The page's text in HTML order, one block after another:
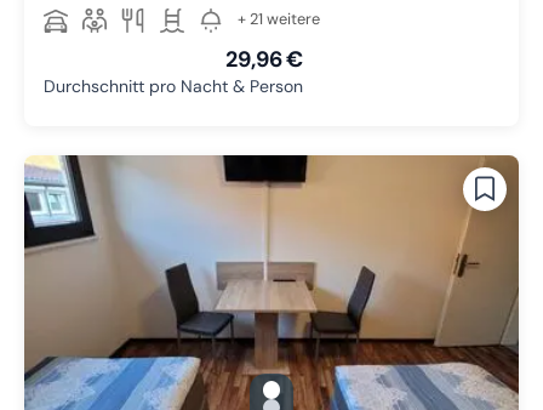
+ 21 weitere
29,96 €
Durchschnitt pro Nacht & Person
gallery.slide_selector